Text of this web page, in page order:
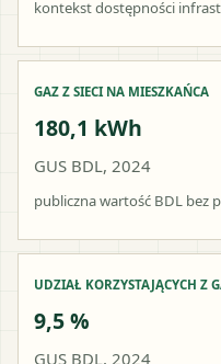
kontekst dostępności
GAZ Z SIECI NA MIESZKAŃCA
180,1 kWh
GUS BDL, 2024
publiczna wartość BDL bez
UDZIAŁ KORZYSTAJĄCYCH Z
9,5 %
GUS BDL, 2024